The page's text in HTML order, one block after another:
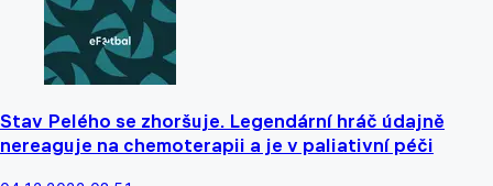
Stav Pelého se zhoršuje. Legendární hráč údajně
nereaguje na chemoterapii a je v paliativní péči